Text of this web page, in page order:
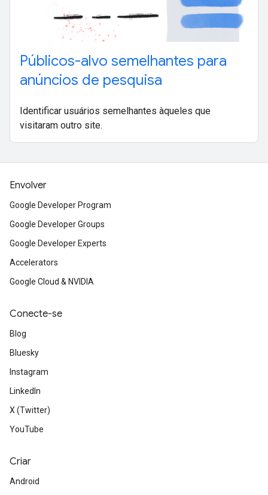
Públicos-alvo semelhantes para
anúncios de pesquisa
Identificar usuários semelhantes àqueles que
visitaram outro site.
Envolver
Google Developer Program
Google Developer Groups
Google Developer Experts
Accelerators
Google Cloud & NVIDIA
Conecte-se
Blog
Bluesky
Instagram
LinkedIn
X (Twitter)
YouTube
Criar
Android